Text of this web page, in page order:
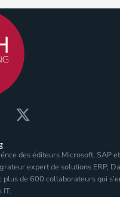
des éditeurs Microsoft, SAP
expert de solutions ERP,
plus de 600 collaborateurs qui
IT.